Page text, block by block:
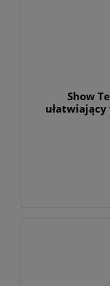
Show
ułatwiający